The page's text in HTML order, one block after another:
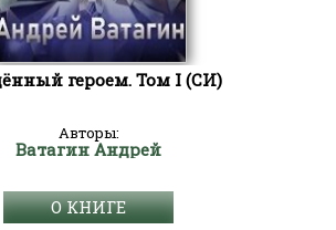
героем. Том I (СИ)
Авторы:
Ватагин Андрей
О КНИГЕ